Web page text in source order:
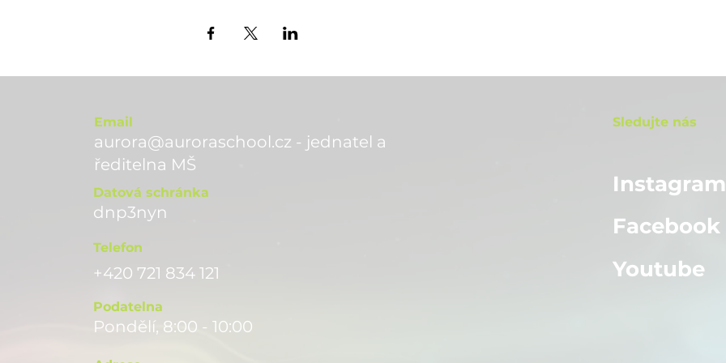
Email
aurora@auroraschool.cz - jednatel a
ředitelna MŠ
Datová schránka
dnp3nyn
Telefon
+420 721 834 121
Podatelna
Pondělí, 8:00 - 10:00
Sledujte nás
Instagram
Facebook
Youtube